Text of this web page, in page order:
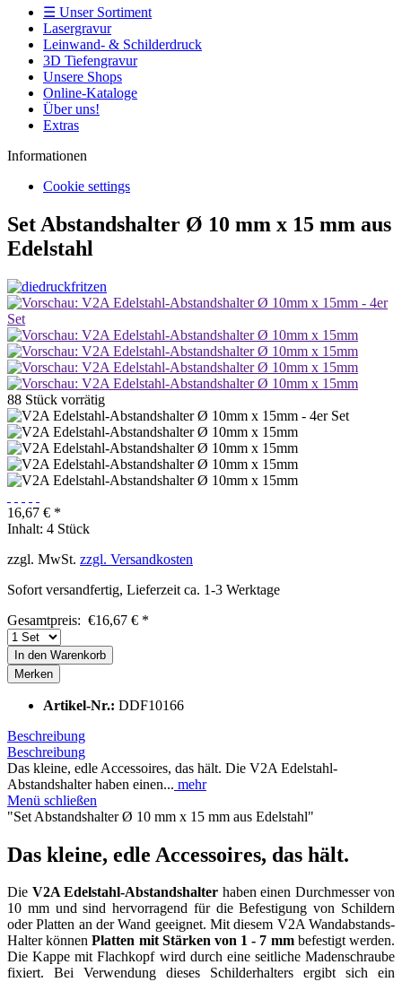
☰ Unser Sortiment
Lasergravur
Leinwand- & Schilderdruck
3D Tiefengravur
Unsere Shops
Online-Kataloge
Über uns!
Extras
Informationen
Cookie settings
Set Abstandshalter Ø 10 mm x 15 mm aus
Edelstahl
88 Stück vorrätig
16,67 € *
Inhalt: 4 Stück
zzgl. MwSt. zzgl. Versandkosten
Sofort versandfertig, Lieferzeit ca. 1-3 Werktage
Gesamtpreis: €16,67 € *
In den Warenkorb
Merken
Artikel-Nr.: DDF10166
Beschreibung
Beschreibung
Das kleine, edle Accessoires, das hält. Die V2A Edelstahl-
Abstandshalter haben einen... mehr
Menü schließen
"Set Abstandshalter Ø 10 mm x 15 mm aus Edelstahl"
Das kleine, edle Accessoires, das hält.
Die V2A Edelstahl-Abstandshalter haben einen Durchmesser von
10 mm und sind hervorragend für die Befestigung von Schildern
oder Platten an der Wand geeignet. Mit diesem V2A Wandabstands-
Halter könnenPlatten mit Stärken von 1 - 7 mmbefestigt werden.
Die Kappe mit Flachkopf wird durch eine seitliche Madenschraube
fixiert. Bei Verwendung dieses Schilderhalters ergibt sich ein